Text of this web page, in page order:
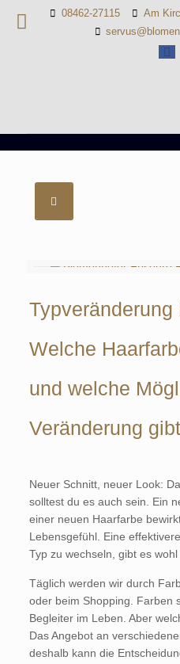
08462-27115
Am
Typveränderung
Welche
und welche
Veränderung
Neuer Schnitt, neuer Look:
solltest du es auch sein. Ein
einer neuen Haarfarbe
Lebensgefühl. Eine
Typ zu wechseln, gibt es wohl
Täglich werden wir durch
oder beim Shopping. Farben
Begleiter im Leben. Aber
Das Angebot an
deshalb kann die